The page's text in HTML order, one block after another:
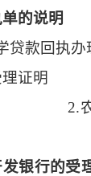
的说明
贷款回执办
证明
银行的受